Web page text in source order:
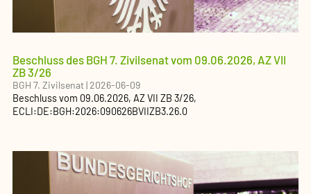
Beschluss des BGH 7. Zivilsenat vom 09.06.2026, AZ VII
ZB 3/26
BGH 7. Zivilsenat|2026-06-09
Beschlussvom 09.06.2026, AZVII ZB 3/26,
ECLI:DE:BGH:2026:090626BVIIZB3.26.0